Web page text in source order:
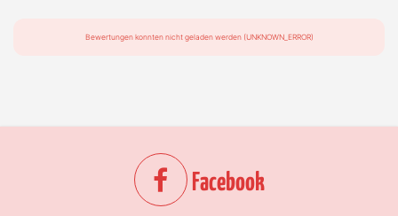
Bewertungen konnten nicht geladen werden (UNKNOWN_ERROR)
Facebook